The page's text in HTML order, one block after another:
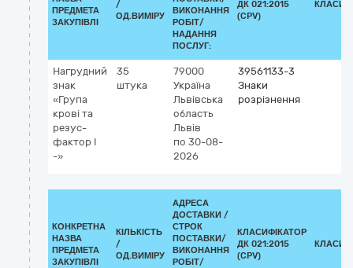
ПРЕДМЕТА
ЗАКУПІВЛІ
/
ОД.ВИМІРУ
ВИКОНАННЯ
РОБІТ/
НАДАННЯ
ПОСЛУГ:
ДК 021:2015
(CPV)
Нагрудний
знак
«Група
крові та
резус-
фактор І
-»
35
штука
79000
Україна
Львівська
область
Львів
по 30-08-
2026
39561133-3
Знаки
розрізнення
КОНКРЕТНА
НАЗВА
ПРЕДМЕТА
ЗАКУПІВЛІ
КІЛЬКІСТЬ
/
ОД.ВИМІРУ
АДРЕСА
ДОСТАВКИ /
СТРОК
ПОСТАВКИ/
ВИКОНАННЯ
РОБІТ/
КЛАСИФІКАТОР
ДК 021:2015
(CPV)